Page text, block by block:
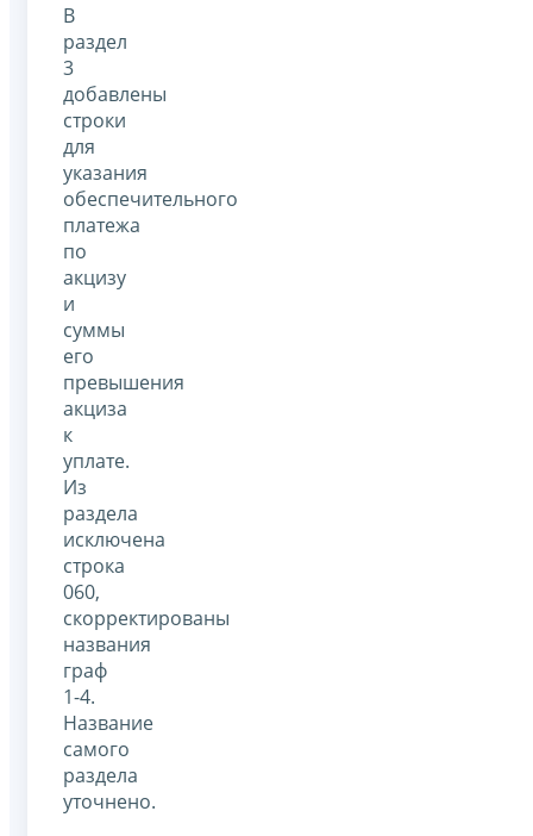
В
раздел
3
добавлены
строки
для
указания
обеспечительного
платежа
по
акцизу
и
суммы
его
превышения
акциза
к
уплате.
Из
раздела
исключена
строка
060,
скорректированы
названия
граф
1-4.
Название
самого
раздела
уточнено.